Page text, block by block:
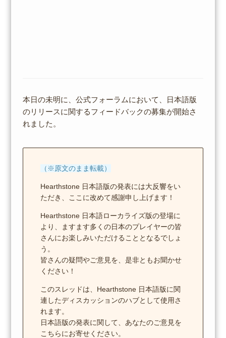
本日の未明に、公式フォーラムにおいて、日本語版
のリリースに関するフィードバックの募集が開始さ
れました。
（※原文のまま転載）
Hearthstone 日本語版の発表には大反響をい
ただき、ここに改めて感謝申し上げます！
Hearthstone 日本語ローカライズ版の登場に
より、ますます多くの日本のプレイヤーの皆
さんにお楽しみいただけることとなるでしょ
う。
皆さんの疑問やご意見を、是非ともお聞かせ
ください！
このスレッドは、Hearthstone 日本語版に関
連したディスカッションのハブとして使用さ
れます。
日本語版の発表に関して、あなたのご意見を
こちらにお寄せください。